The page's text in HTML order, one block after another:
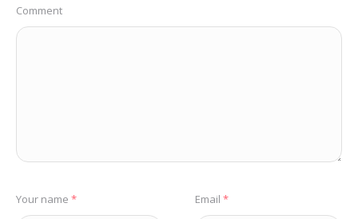
Comment
Your name * Email *